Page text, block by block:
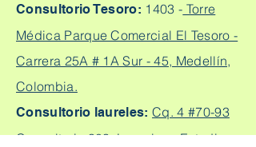
Consultorio Tesoro: 1403 - Torre
Médica Parque Comercial El Tesoro -
Carrera 25A # 1A Sur - 45, Medellín,
Colombia.
Consultorio laureles:Cq. 4 #70-93
Consultorio 303, Laureles - Estadio,